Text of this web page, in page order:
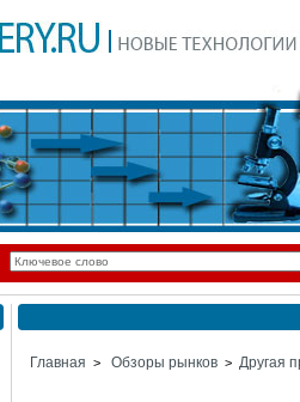
Главная > Обзоры рынков > Другая